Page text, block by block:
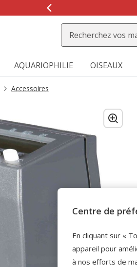
de
message,
AQUARIOPHILIE OISEAUX
Accessoires
Centre de
En cliquant sur «
appareil pour
à nos efforts de